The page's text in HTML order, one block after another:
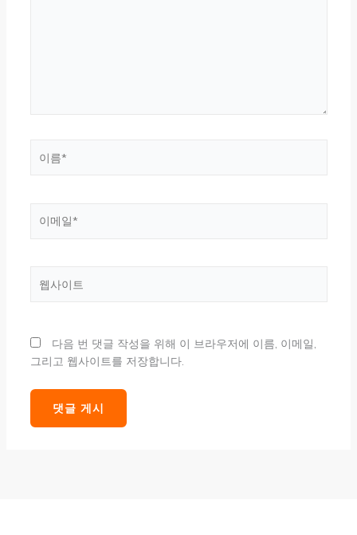
다음 번 댓글 작성을 위해 이 브라우저에 이름, 이메일,
그리고 웹사이트를 저장합니다.